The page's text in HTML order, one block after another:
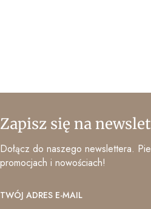
Zapisz się na
Dołącz do naszego newslettera.
promocjach i nowościach!
TWÓJ ADRES E-MAIL